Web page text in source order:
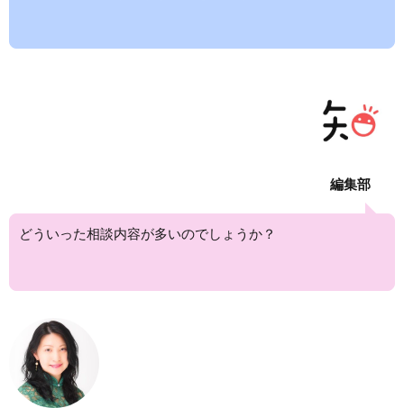
どういった相談内容が多いのでしょうか？
編集部